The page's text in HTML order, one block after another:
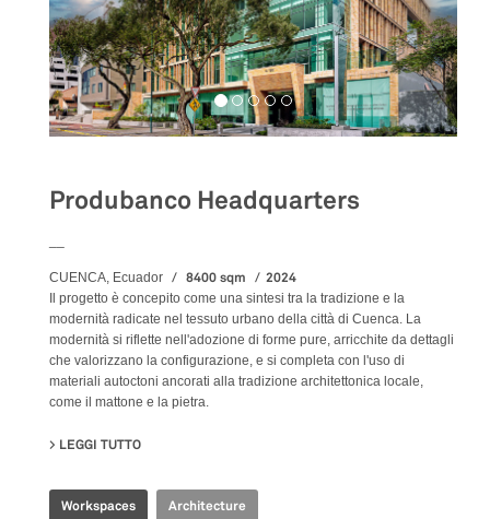
Produbanco Headquarters
CUENCA, Ecuador 8400 sqm 2024
Il progetto è concepito come una sintesi tra la tradizione e la
modernità radicate nel tessuto urbano della città di Cuenca. La
modernità si riflette nell'adozione di forme pure, arricchite da dettagli
che valorizzano la configurazione, e si completa con l'uso di
materiali autoctoni ancorati alla tradizione architettonica locale,
come il mattone e la pietra.
LEGGI TUTTO
Workspaces Architecture